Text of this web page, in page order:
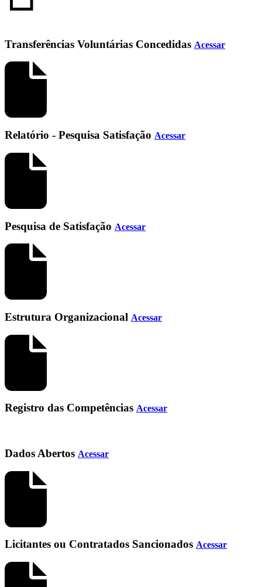
Transferências Voluntárias Concedidas Acessar
Relatório - Pesquisa Satisfação Acessar
Pesquisa de Satisfação Acessar
Estrutura Organizacional Acessar
Registro das Competências Acessar
Dados Abertos Acessar
Licitantes ou Contratados Sancionados Acessar